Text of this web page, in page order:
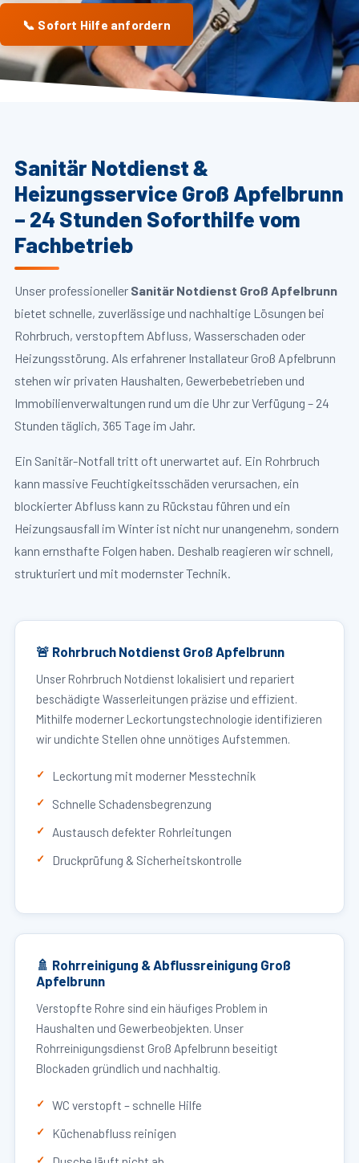
📞 Sofort Hilfe anfordern
Sanitär Notdienst &
Heizungsservice Groß Apfelbrunn
– 24 Stunden Soforthilfe vom
Fachbetrieb
Unser professioneller Sanitär Notdienst Groß Apfelbrunn
bietet schnelle, zuverlässige und nachhaltige Lösungen bei
Rohrbruch, verstopftem Abfluss, Wasserschaden oder
Heizungsstörung. Als erfahrener Installateur Groß Apfelbrunn
stehen wir privaten Haushalten, Gewerbebetrieben und
Immobilienverwaltungen rund um die Uhr zur Verfügung – 24
Stunden täglich, 365 Tage im Jahr.
Ein Sanitär-Notfall tritt oft unerwartet auf. Ein Rohrbruch
kann massive Feuchtigkeitsschäden verursachen, ein
blockierter Abfluss kann zu Rückstau führen und ein
Heizungsausfall im Winter ist nicht nur unangenehm, sondern
kann ernsthafte Folgen haben. Deshalb reagieren wir schnell,
strukturiert und mit modernster Technik.
🚨 Rohrbruch Notdienst Groß Apfelbrunn
Unser Rohrbruch Notdienst lokalisiert und repariert
beschädigte Wasserleitungen präzise und effizient.
Mithilfe moderner Leckortungstechnologie identifizieren
wir undichte Stellen ohne unnötiges Aufstemmen.
Leckortung mit moderner Messtechnik
Schnelle Schadensbegrenzung
Austausch defekter Rohrleitungen
Druckprüfung & Sicherheitskontrolle
🚿 Rohrreinigung & Abflussreinigung Groß
Apfelbrunn
Verstopfte Rohre sind ein häufiges Problem in
Haushalten und Gewerbeobjekten. Unser
Rohrreinigungsdienst Groß Apfelbrunn beseitigt
Blockaden gründlich und nachhaltig.
WC verstopft – schnelle Hilfe
Küchenabfluss reinigen